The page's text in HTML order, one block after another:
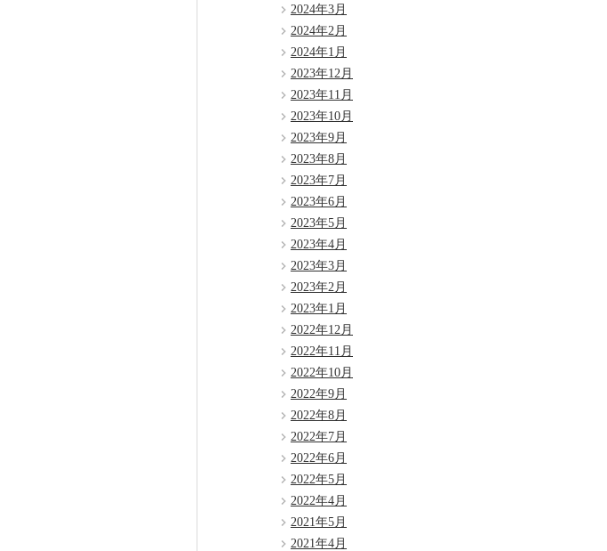
2024年3月
2024年2月
2024年1月
2023年12月
2023年11月
2023年10月
2023年9月
2023年8月
2023年7月
2023年6月
2023年5月
2023年4月
2023年3月
2023年2月
2023年1月
2022年12月
2022年11月
2022年10月
2022年9月
2022年8月
2022年7月
2022年6月
2022年5月
2022年4月
2021年5月
2021年4月